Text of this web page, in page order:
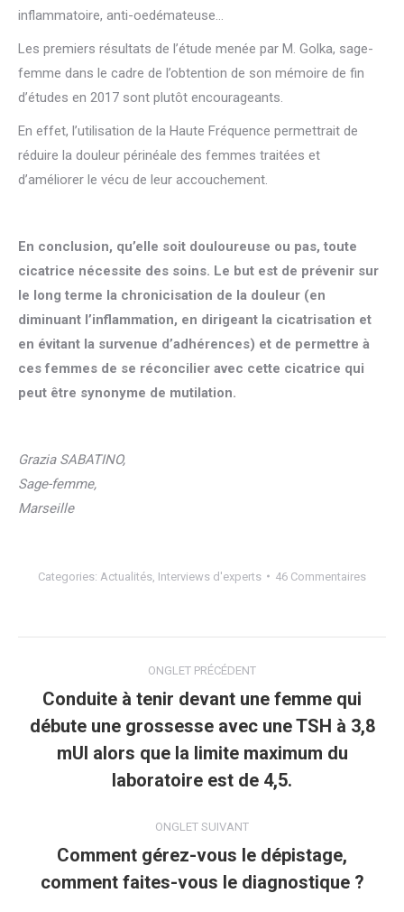
inflammatoire, anti-oedémateuse…
Les premiers résultats de l’étude menée par M. Golka, sage-
femme dans le cadre de l’obtention de son mémoire de fin
d’études en 2017 sont plutôt encourageants.
En effet, l’utilisation de la Haute Fréquence permettrait de
réduire la douleur périnéale des femmes traitées et
d’améliorer le vécu de leur accouchement.
En conclusion, qu’elle soit douloureuse ou pas, toute
cicatrice nécessite des soins. Le but est de prévenir sur
le long terme la chronicisation de la douleur (en
diminuant l’inflammation, en dirigeant la cicatrisation et
en évitant la survenue d’adhérences) et de permettre à
ces femmes de se réconcilier avec cette cicatrice qui
peut être synonyme de mutilation.
Grazia SABATINO,
Sage-femme,
Marseille
Categories: Actualités Interviews d'experts 46 Commentaires
de
commentaire
ONGLET PRÉCÉDENT
précédent
Conduite à tenir devant une femme qui
débute une grossesse avec une TSH à 3,8
mUI alors que la limite maximum du
laboratoire est de 4,5.
ONGLET SUIVANT
suivant
Comment gérez-vous le dépistage,
comment faites-vous le diagnostique ?